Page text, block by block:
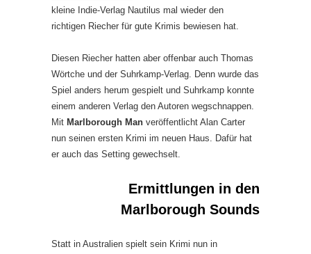
kleine Indie-Verlag Nautilus mal wieder den
richtigen Riecher für gute Krimis bewiesen hat.
Diesen Riecher hatten aber offenbar auch Thomas
Wörtche und der Suhrkamp-Verlag. Denn wurde das
Spiel anders herum gespielt und Suhrkamp konnte
einem anderen Verlag den Autoren wegschnappen.
Mit Marlborough Man veröffentlicht Alan Carter
nun seinen ersten Krimi im neuen Haus. Dafür hat
er auch das Setting gewechselt.
Ermittlungen in den
Marlborough Sounds
Statt in Australien spielt sein Krimi nun in